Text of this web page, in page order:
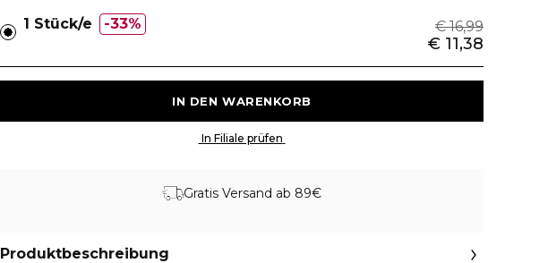
1 Stück/e 33% € 16,99
€ 11,38
Gratis Versand ab 89€
Produktbeschreibung